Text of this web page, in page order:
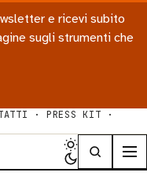
e ricevi subito
sugli strumenti che
· PRESS KIT
·